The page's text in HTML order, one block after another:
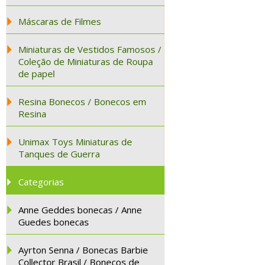
Máscaras de Filmes
Miniaturas de Vestidos Famosos /
Coleção de Miniaturas de Roupa
de papel
Resina Bonecos / Bonecos em
Resina
Unimax Toys Miniaturas de
Tanques de Guerra
Categorias
Anne Geddes bonecas / Anne
Guedes bonecas
Ayrton Senna / Bonecas Barbie
Collector Brasil / Bonecos de